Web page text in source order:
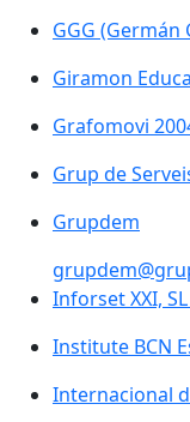
GGG (Germán
Giramon
Grafomovi
Grup de
Grupdem
Inforset XXI,
Institute BCN
Internacional